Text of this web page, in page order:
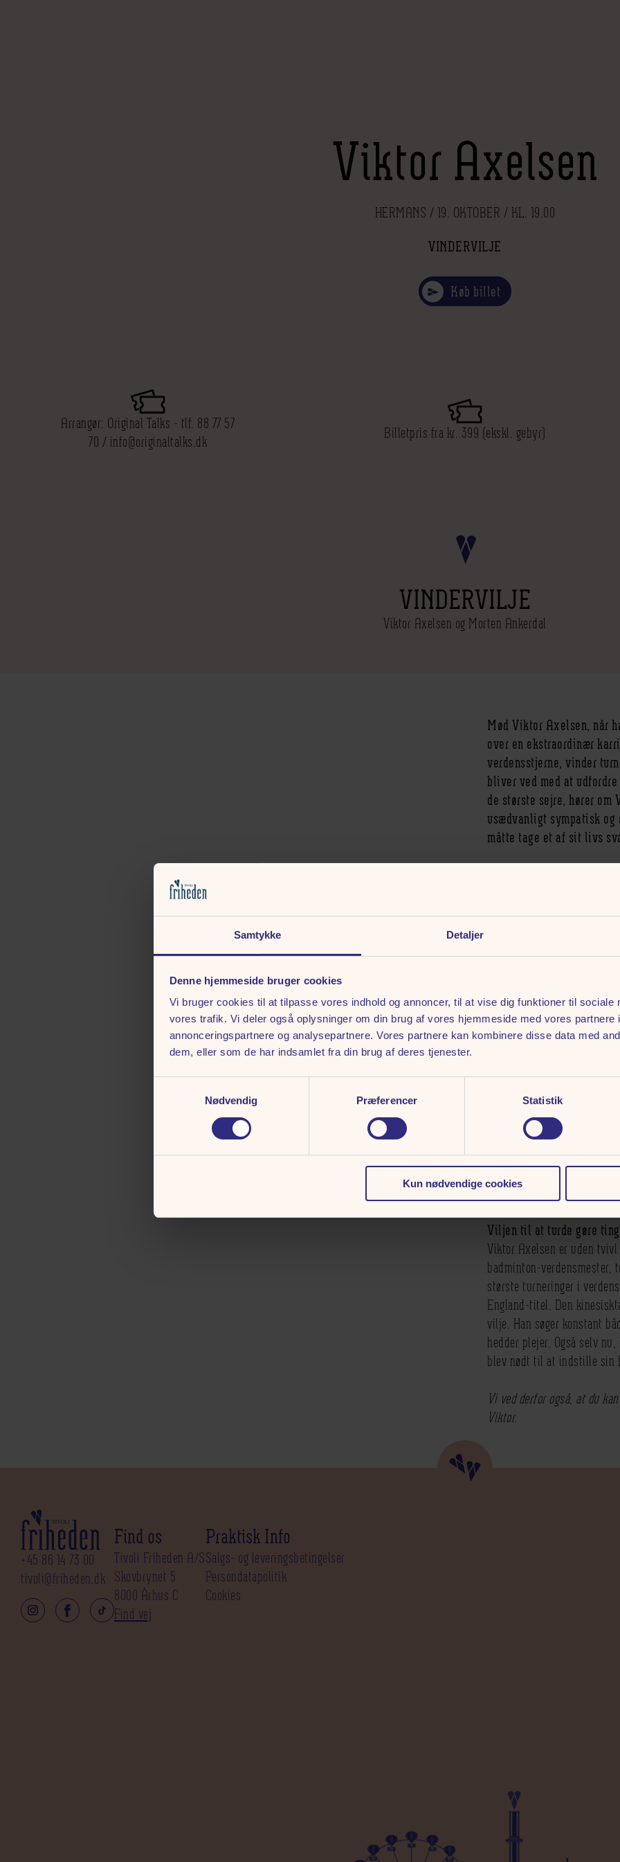
Samtykke Detaljer
Denne hjemmeside bruger cookies
Vi bruger cookies til at tilpasse vores indhold og annoncer, til at vise dig funktioner til sociale
vores trafik. Vi deler også oplysninger om din brug af vores hjemmeside med vores partnere
annonceringspartnere og analysepartnere. Vores partnere kan kombinere disse data med
dem, eller som de har indsamlet fra din brug af deres tjenester.
Nødvendig
Præferencer Statistik
Kun nødvendige cookies
Viktor Axelsen
HERMANS / 19. OKTOBER / KL. 19.00
VINDERVILJE
Køb billet
Arrangør: Original Talks - tlf. 88 77 57
70 / info@originaltalks.dk
Billetpris fra kr. 399 (ekskl. gebyr)
VINDERVILJE
Viktor Axelsen og Morten Ankerdal
Mød Viktor Axelsen, når
over en ekstraordinær
verdensstjerne, vinder
bliver ved med at
de største sejre, hører
usædvanligt sympatisk
måtte tage et af sit livs
På denne aften får du de
verdens
men ikke mindst historien
Viktor fortæller på aftenen
holdninger og tage
ind i omklædningsrummet
kompromisløse
næste kamp og det
herhjemme og i Asien.
“(...) jeg tror ikke, at der
der er så seriøs,
hver eneste dag i 16 år,
niveau, som vi nok aldrig
Joachim Fischer,
Viljen til at turde gøre
Viktor Axelsen er uden
badminton-verdensmester,
største turneringer i
England-titel. Den
vilje. Han søger konstant
hedder plejer. Også selv
blev nødt til at indstille sin
Vi ved derfor også, at du
Viktor.
+45 86 14 73 00
tivoli@friheden.dk
Find os
Tivoli Friheden A/S
Skovbrynet 5
8000 Århus C
Find vej
Praktisk Info
Salgs- og leveringsbetingelser
Persondatapolitik
Cookies